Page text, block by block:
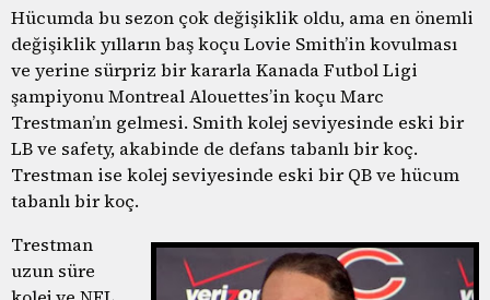
Hücumda bu sezon çok değişiklik oldu, ama en önemli
değişiklik yılların baş koçu Lovie Smith’in kovulması
ve yerine sürpriz bir kararla Kanada Futbol Ligi
şampiyonu Montreal Alouettes’in koçu Marc
Trestman’ın gelmesi. Smith kolej seviyesinde eski bir
LB ve safety, akabinde de defans tabanlı bir koç.
Trestman ise kolej seviyesinde eski bir QB ve hücum
tabanlı bir koç.
Trestman
uzun süre